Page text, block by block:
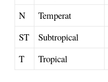
N
Temperat
ST
Subtropical
T
Tropical